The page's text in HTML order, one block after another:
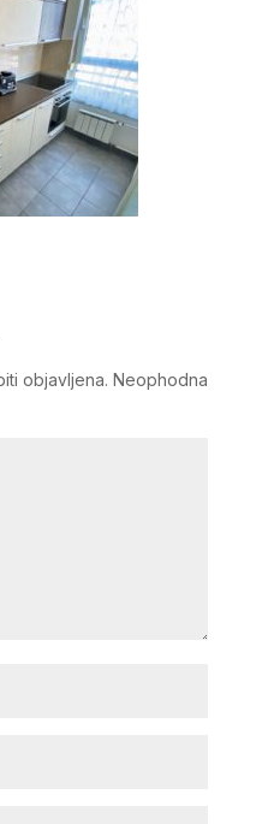
objavljena. Neophodna